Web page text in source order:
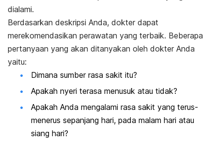
dialami.
Berdasarkan deskripsi Anda, dokter dapat
merekomendasikan perawatan yang terbaik. Beberapa
pertanyaan yang akan ditanyakan oleh dokter Anda
yaitu:
Dimana sumber rasa sakit itu?
Apakah nyeri terasa menusuk atau tidak?
Apakah Anda mengalami rasa sakit yang terus-
menerus sepanjang hari, pada malam hari atau
siang hari?